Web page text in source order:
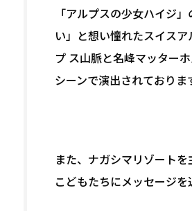
「アルプスの少女ハイジ
い」と想い憧れたスイス
プ ス山脈と名峰マッター
シーンで演出されておりま
また、ナガシマリゾート
こどもたちにメッセージを